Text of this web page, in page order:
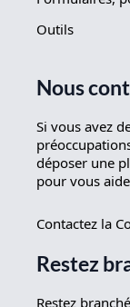
Outils
Nous
Si vous avez
déposer une
pour vous
Contactez la
Restez
Restez